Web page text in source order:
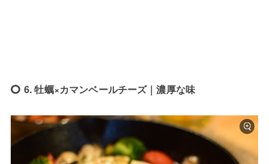
6. 牡蠣×カマンベールチーズ｜濃厚な味